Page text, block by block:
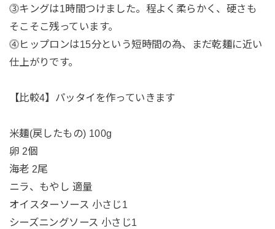
⓷キングは1時間つけました。程よく柔らかく、硬さも
そこそこ残っています。
⓸ヒップロンは15分という短時間の為、まだ乾麺に近い
仕上がりです。
【比較4】パッタイを作っていきます
米麺(戻したもの) 100g
卵 2個
海老 2尾
ニラ、もやし 適量
オイスターソース 小さじ1
シーズニングソース 小さじ1